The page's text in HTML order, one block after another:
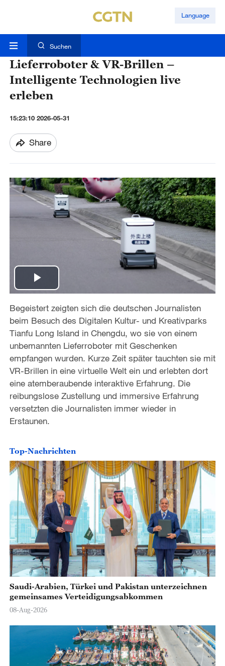
Language
Suchen
Lieferroboter & VR-Brillen –
Intelligente Technologien live
erleben
15:23:10 2026-05-31
Share
P
l
a
y
V
i
d
e
o
Begeistert zeigten sich die deutschen Journalisten
beim Besuch des Digitalen Kultur- und Kreativparks
Tianfu Long Island in Chengdu, wo sie von einem
unbemannten Lieferroboter mit Geschenken
empfangen wurden. Kurze Zeit später tauchten sie mit
VR-Brillen in eine virtuelle Welt ein und erlebten dort
eine atemberaubende interaktive Erfahrung. Die
reibungslose Zustellung und immersive Erfahrung
versetzten die Journalisten immer wieder in
Erstaunen.
Top-Nachrichten
Saudi-Arabien, Türkei und Pakistan unterzeichnen
gemeinsames Verteidigungsabkommen
08-Aug-2026